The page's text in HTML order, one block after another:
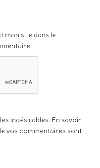
mon site dans le
indésirables. En savoir
vos commentaires sont